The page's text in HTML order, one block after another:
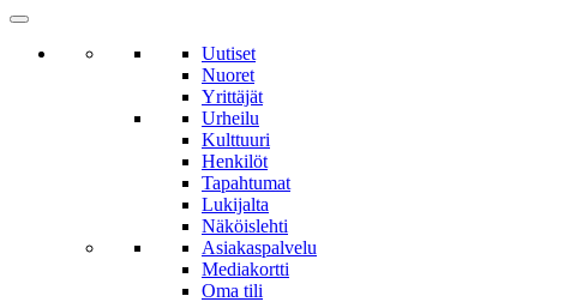
Uutiset
Nuoret
Yrittäjät
Urheilu
Kulttuuri
Henkilöt
Tapahtumat
Lukijalta
Näköislehti
Asiakaspalvelu
Mediakortti
Oma tili